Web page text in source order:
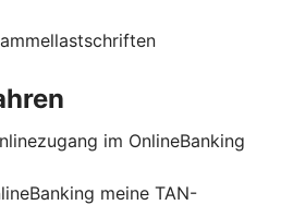
im OnlineBanking
meine TAN-